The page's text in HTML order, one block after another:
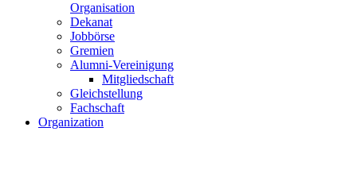
Organisation
Dekanat
Jobbörse
Gremien
Alumni-Vereinigung
Mitgliedschaft
Gleichstellung
Fachschaft
Organization